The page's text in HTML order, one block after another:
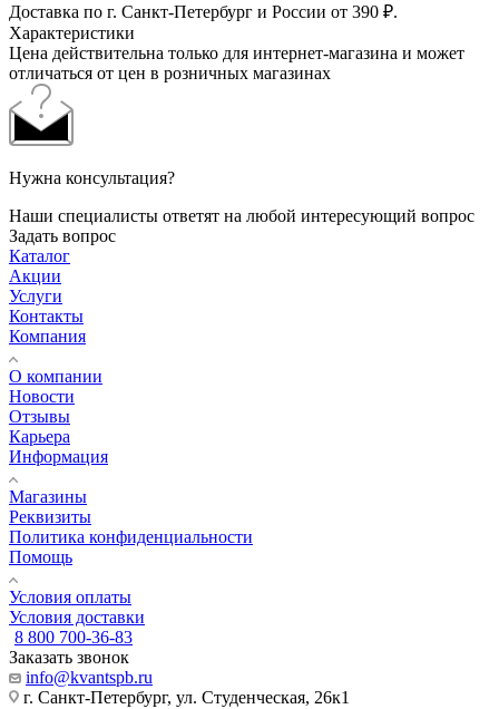
Доставка по г. Санкт-Петербург и России от 390 ₽.
Характеристики
Цена действительна только для интернет-магазина и может
отличаться от цен в розничных магазинах
Нужна консультация?
Наши специалисты ответят на любой интересующий вопрос
Задать вопрос
Каталог
Акции
Услуги
Контакты
Компания
О компании
Новости
Отзывы
Карьера
Информация
Магазины
Реквизиты
Политика конфиденциальности
Помощь
Условия оплаты
Условия доставки
8 800 700-36-83
Заказать звонок
info@kvantspb.ru
г. Санкт-Петербург, ул. Студенческая, 26к1